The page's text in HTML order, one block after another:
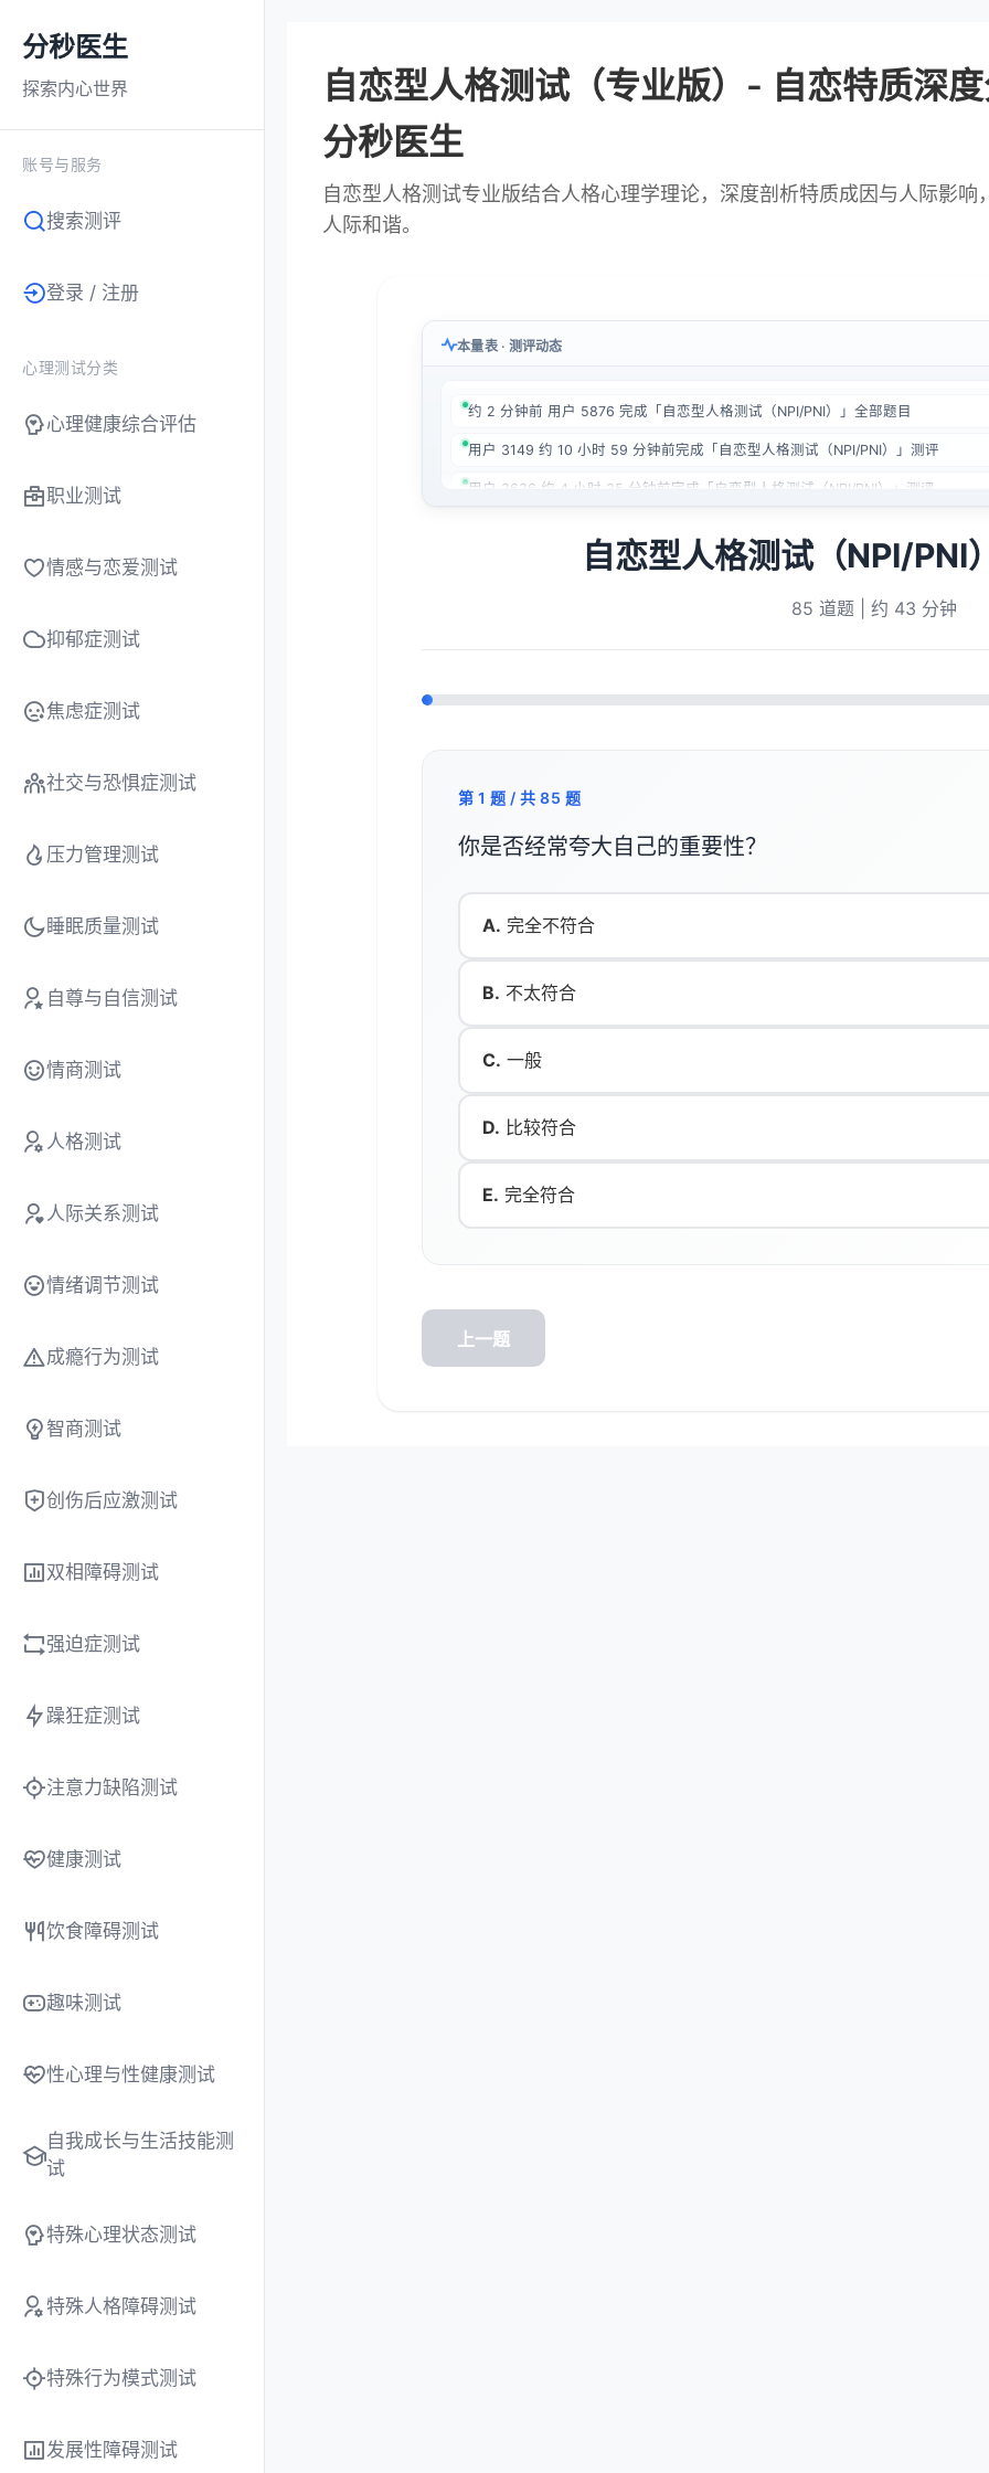
分秒医生
探索内心世界
账号与服务
搜索测评
登录 / 注册
心理测试分类
心理健康综合评估
职业测试
情感与恋爱测试
抑郁症测试
焦虑症测试
社交与恐惧症测试
压力管理测试
睡眠质量测试
自尊与自信测试
情商测试
人格测试
人际关系测试
情绪调节测试
成瘾行为测试
智商测试
创伤后应激测试
双相障碍测试
强迫症测试
躁狂症测试
注意力缺陷测试
健康测试
饮食障碍测试
趣味测试
性心理与性健康测试
自我成长与生活技能测
试
特殊心理状态测试
特殊人格障碍测试
特殊行为模式测试
发展性障碍测试
自恋型人格测试（专业版）- 自恋特质深
分秒医生
自恋型人格测试专业版结合人格心理学理论，深度剖析特质成因与人际影
人际和谐。
本量表 · 测评动态
约 2 分钟前 用户 5876 完成「自恋型人格测试（NPI/PNI）」全部题目
用户 3149 约 10 小时 59 分钟前完成「自恋型人格测试（NPI/PNI）」测评
用户 3636 约 4 小时 35 分钟前完成「自恋型人格测试（NPI/PNI）」测评
用户 8245 提交了「自恋型人格测试（NPI/PNI）」测评 · 约 4 小时前
约 5 小时 54 分钟前 用户 1942 完成「自恋型人格测试（NPI/PNI）」全部题目
约 2 分钟前 用户 5876 完成「自恋型人格测试（NPI/PNI）」全部题目
用户 3149 约 10 小时 59 分钟前完成「自恋型人格测试（NPI/PNI）」测评
约 6 分钟前 用户 7838 完成「自恋型人格测试（NPI/PNI）」全部题目
用户 8245 提交了「自恋型人格测试（NPI/PNI）」测评 · 约 4 小时前
约 5 小时 54 分钟前 用户 1942 完成「自恋型人格测试（NPI/PNI）」全部题目
自恋型人格测试（NPI/PNI
85 道题 | 约 43 分钟
第 1 题 / 共 85 题
你是否经常夸大自己的重要性？
A. 完全不符合
B. 不太符合
C. 一般
D. 比较符合
E. 完全符合
上一题